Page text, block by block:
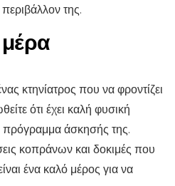
της.
κτηνίατρος που να φροντίζει
ότι έχει καλή φυσική
πρόγραμμα άσκησής της.
κοπράνων και δοκιμές που
ένα καλό μέρος για να